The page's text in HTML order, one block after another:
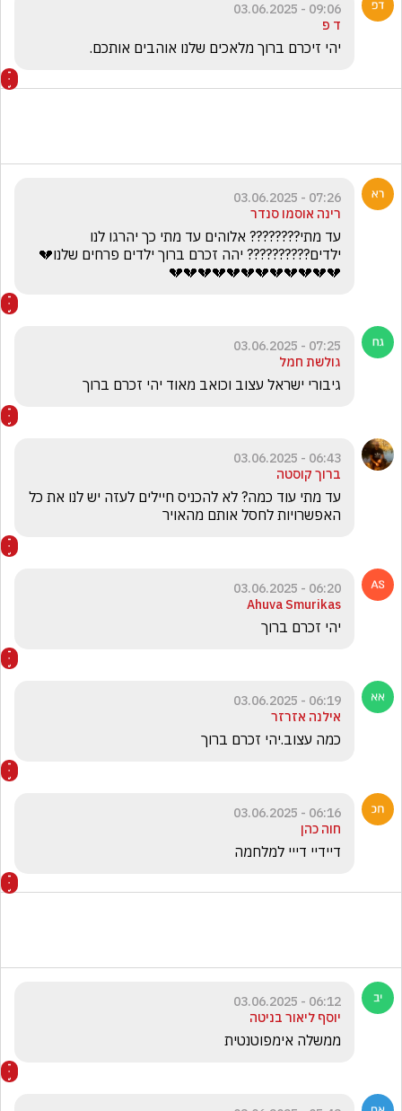
09:06 - 03.06.2025
ד פ
יהי זיכרם ברוך מלאכים שלנו אוהבים אותכם.
07:26 - 03.06.2025
רינה אוסמו סנדר
ילדים?????????? יהה זכרם ברוך ילדים פרחים שלנו💔
💔💔💔💔💔💔💔💔💔💔💔💔
07:25 - 03.06.2025
גולשת חמל
גיבורי ישראל עצוב וכואב מאוד יהי זכרם ברוך
06:43 - 03.06.2025
ברוך קוסטה
האפשרויות לחסל אותם מהאויר
06:20 - 03.06.2025
Ahuva Smurikas
יהי זכרם ברוך
06:19 - 03.06.2025
אילנה אזרזר
כמה עצוב.יהי זכרם ברוך
06:16 - 03.06.2025
חוה כהן
דיידיי דייי למלחמה
06:12 - 03.06.2025
יוסף ליאור בניטה
ממשלה אימפוטנטית